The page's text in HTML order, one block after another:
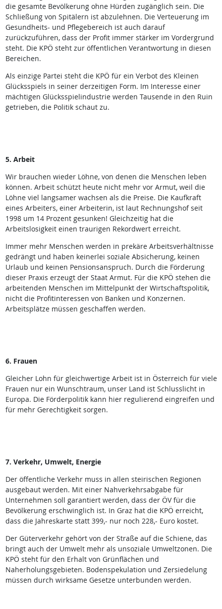
die gesamte Bevölkerung ohne Hürden zugänglich sein. Die
Schließung von Spitälern ist abzulehnen. Die Verteuerung im
Gesundheits- und Pflegebereich ist auch darauf
zurückzuführen, dass der Profit immer stärker im Vordergrund
steht. Die KPÖ steht zur öffentlichen Verantwortung in diesen
Bereichen.
Als einzige Partei steht die KPÖ für ein Verbot des Kleinen
Glücksspiels in seiner derzeitigen Form. Im Interesse einer
mächtigen Glücksspielindustrie werden Tausende in den Ruin
getrieben, die Politik schaut zu.
5. Arbeit
Wir brauchen wieder Löhne, von denen die Menschen leben
können. Arbeit schützt heute nicht mehr vor Armut, weil die
Löhne viel langsamer wachsen als die Preise. Die Kaufkraft
eines Arbeiters, einer Arbeiterin, ist laut Rechnungshof seit
1998 um 14 Prozent gesunken! Gleichzeitig hat die
Arbeitslosigkeit einen traurigen Rekordwert erreicht.
Immer mehr Menschen werden in prekäre Arbeitsverhältnisse
gedrängt und haben keinerlei soziale Absicherung, keinen
Urlaub und keinen Pensionsanspruch. Durch die Förderung
dieser Praxis erzeugt der Staat Armut. Für die KPÖ stehen die
arbeitenden Menschen im Mittelpunkt der Wirtschaftspolitik,
nicht die Profitinteressen von Banken und Konzernen.
Arbeitsplätze müssen geschaffen werden.
6. Frauen
Gleicher Lohn für gleichwertige Arbeit ist in Österreich für viele
Frauen nur ein Wunschtraum, unser Land ist Schlusslicht in
Europa. Die Förderpolitik kann hier regulierend eingreifen und
für mehr Gerechtigkeit sorgen.
7. Verkehr, Umwelt, Energie
Der öffentliche Verkehr muss in allen steirischen Regionen
ausgebaut werden. Mit einer Nahverkehrsabgabe für
Unternehmen soll garantiert werden, dass der ÖV für die
Bevölkerung erschwinglich ist. In Graz hat die KPÖ erreicht,
dass die Jahreskarte statt 399,- nur noch 228,- Euro kostet.
Der Güterverkehr gehört von der Straße auf die Schiene, das
bringt auch der Umwelt mehr als unsoziale Umweltzonen. Die
KPÖ steht für den Erhalt von Grünflächen und
Naherholungsgebieten. Bodenspekulation und Zersiedelung
müssen durch wirksame Gesetze unterbunden werden.